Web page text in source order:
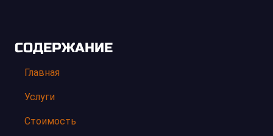
СОДЕРЖАНИЕ
Главная
Услуги
Стоимость